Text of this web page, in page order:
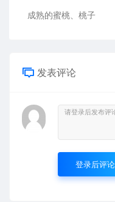
成熟的蜜桃、桃子
发表评论
登录后评论